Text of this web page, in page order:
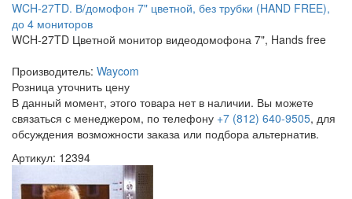
WCH-27TD. В/домофон 7" цветной, без трубки (HAND FREE),
до 4 мониторов
WCH-27TD Цветной монитор видеодомофона 7", Hands free
Производитель: Waycom
Розница уточнить цену
В данный момент, этого товара нет в наличии. Вы можете
связаться с менеджером, по телефону +7 (812) 640-9505, для
обсуждения возможности заказа или подбора альтернатив.
Артикул: 12394